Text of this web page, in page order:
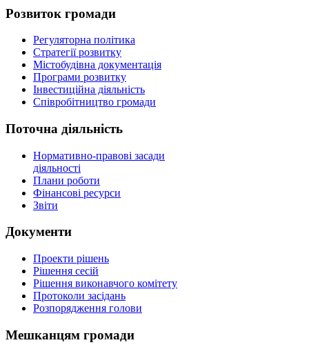
Розвиток громади
Регуляторна політика
Стратегії розвитку
Містобудівна документація
Програми розвитку
Інвестиційна діяльність
Співробітництво громади
Поточна діяльність
Нормативно-правові засади
діяльності
Плани роботи
Фінансові ресурси
Звіти
Документи
Проекти рішень
Рішення сесій
Рішення виконавчого комітету
Протоколи засідань
Розпорядження голови
Мешканцям громади